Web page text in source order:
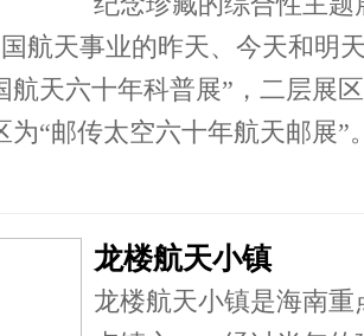
航天事业的昨天、今天和明
航天六十年科普展”，二层展
为“邮传太空六十年航天邮展
龙楼航天小镇
龙楼航天小镇是海南